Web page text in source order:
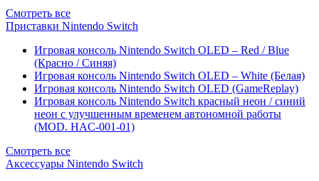
Смотреть все
Приставки Nintendo Switch
Игровая консоль Nintendo Switch OLED – Red / Blue
(Красно / Синяя)
Игровая консоль Nintendo Switch OLED – White (Белая)
Игровая консоль Nintendo Switch OLED (GameReplay)
Игровая консоль Nintendo Switch красный неон / синий
неон с улучшенным временем автономной работы
(MOD. HAC-001-01)
Смотреть все
Аксессуары Nintendo Switch